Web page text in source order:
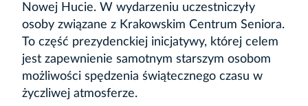
Nowej Hucie. W wydarzeniu uczestniczyły
osoby związane z Krakowskim Centrum Seniora.
To część prezydenckiej inicjatywy, której celem
jest zapewnienie samotnym starszym osobom
możliwości spędzenia świątecznego czasu w
życzliwej atmosferze.